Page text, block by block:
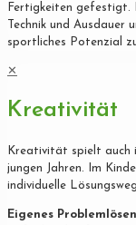
Fertigkeiten gefestigt.
Technik und
sportliches Potenzial
✕
Kreativität
Kreativität spielt auch
jungen Jahren. Im
individuelle
Eigenes